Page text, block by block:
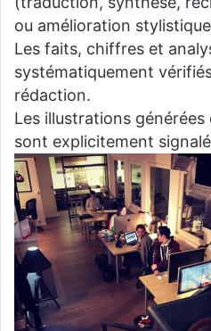
ou amélioration
Les faits, chiffres et
systématiquement
rédaction.
Les illustrations
sont explicitement